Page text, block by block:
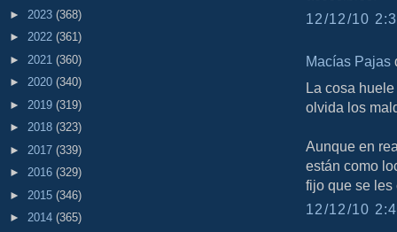
► 2023 (368)
► 2022 (361)
► 2021 (360)
► 2020 (340)
► 2019 (319)
► 2018 (323)
► 2017 (339)
► 2016 (329)
► 2015 (346)
► 2014 (365)
12/12/10
Macías Pajas
La cosa
olvida los
Aunque en
están como
fijo que se les
12/12/10